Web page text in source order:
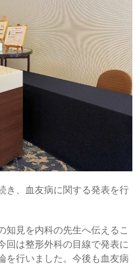
き、血友病に関する発表を行
知見を内科の先生へ伝えるこ
回は整形外科の目線で発表に
を行いました。今後も血友病